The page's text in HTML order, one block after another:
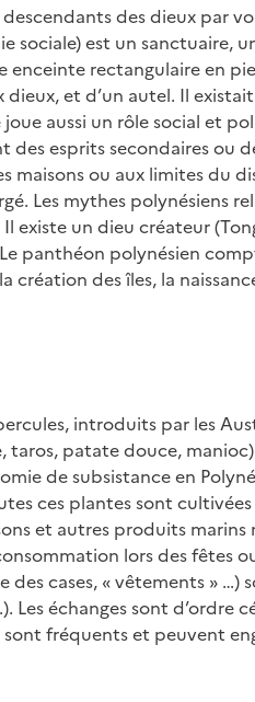
des dieux par
est un sanctuaire,
rectangulaire en
et d’un autel. Il
aussi un rôle social et
des esprits secondaires ou
maisons ou aux limites du
Les mythes polynésiens
existe un dieu créateur
panthéon polynésien
des îles, la
introduits par les
taros, patate douce,
de subsistance en
ces plantes sont
et autres produits marins
lors des fêtes
cases, « vêtements »
échanges sont d’ordre
fréquents et peuvent